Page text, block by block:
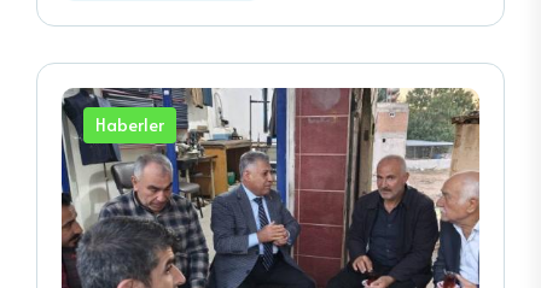
Haberler